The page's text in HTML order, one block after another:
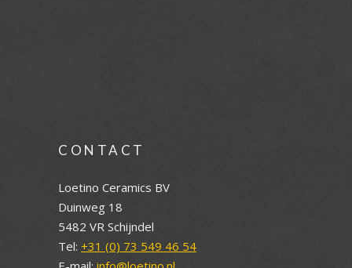
CONTACT
Loetino Ceramics BV
Duinweg 18
5482 VR Schijndel
Tel: +31 (0) 73 549 46 54